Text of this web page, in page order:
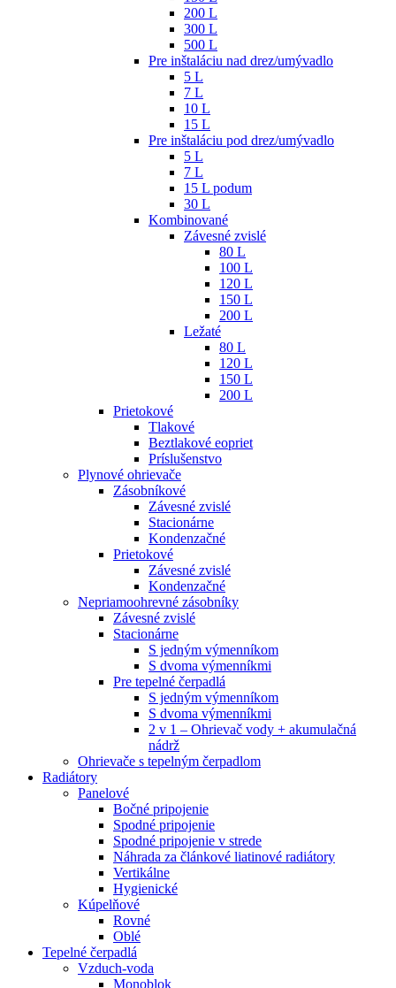
200 L
300 L
500 L
Pre inštaláciu nad drez/umývadlo
5 L
7 L
10 L
15 L
Pre inštaláciu pod drez/umývadlo
5 L
7 L
15 L podum
30 L
Kombinované
Závesné zvislé
80 L
100 L
120 L
150 L
200 L
Ležaté
80 L
120 L
150 L
200 L
Prietokové
Tlakové
Beztlakové eopriet
Príslušenstvo
Plynové ohrievače
Zásobníkové
Závesné zvislé
Stacionárne
Kondenzačné
Prietokové
Závesné zvislé
Kondenzačné
Nepriamoohrevné zásobníky
Závesné zvislé
Stacionárne
S jedným výmenníkom
S dvoma výmenníkmi
Pre tepelné čerpadlá
S jedným výmenníkom
S dvoma výmenníkmi
2 v 1 – Ohrievač vody + akumulačná
nádrž
Ohrievače s tepelným čerpadlom
Radiátory
Panelové
Bočné pripojenie
Spodné pripojenie
Spodné pripojenie v strede
Náhrada za článkové liatinové radiátory
Vertikálne
Hygienické
Kúpelňové
Rovné
Oblé
Tepelné čerpadlá
Vzduch-voda
Monoblok